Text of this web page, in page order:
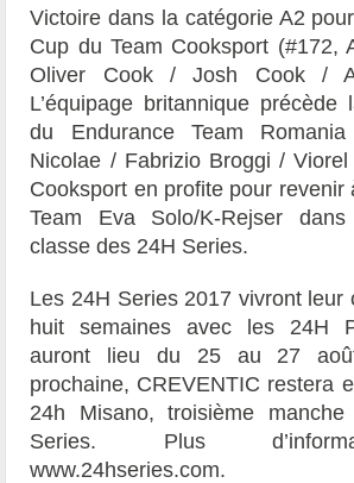
Victoire dans la catégorie A2
Cup du Team Cooksport (#172,
Oliver Cook/Josh Cook/
L’équipage britannique précède
du Endurance Team
Nicolae / Fabrizio Broggi /
Cooksport en profite pour revenir
Team Eva Solo/K-Rejser
classe des 24H Series.
Les 24H Series 2017 vivront leur
huit semaines avec les 24H
auront lieu du 25 au 27
prochaine, CREVENTIC restera
24h Misano, troisième
Series. Plus
www.24hseries.com.